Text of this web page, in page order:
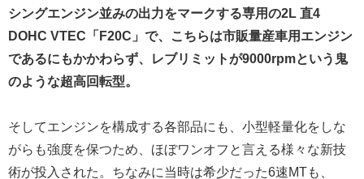
シングエンジン並みの出力をマークする専用の2L 直4
DOHC VTEC「F20C」で、こちらは市販量産車用エンジン
であるにもかかわらず、レブリミットが9000rpmという鬼
のような超高回転型。
そしてエンジンを構成する各部品にも、小型軽量化をしな
がらも強度を保つため、ほぼワンオフと言える様々な新技
術が投入された。ちなみに当時は希少だった6速MTも、